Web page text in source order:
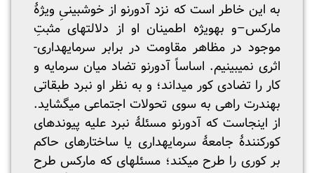
به این خاطر است که نزد آدورنو از خوشبینیِ ویژۀ
مارکس–و به­ویژه اطمینان او از دلالت­های مثبتِ
موجود در مظاهر مقاومت در برابر سرمایه­داری-
اثری نمی­بینیم. اساساً آدورنو تضاد میان سرمایه و
کار را تضادی کور می­داند؛ و به نظر او نبرد طبقاتی
به­ندرت راهی به سوی تحولات اجتماعی می­گشاید.
از اینجاست که آدورنو مسئلۀ نبرد علیه پیوندهای
کورکنندۀ جامعۀ سرمایه­داری یا ساختارهای حاکم
بر کوری را طرح می­کند؛ مسئله­ای که مارکس طرح